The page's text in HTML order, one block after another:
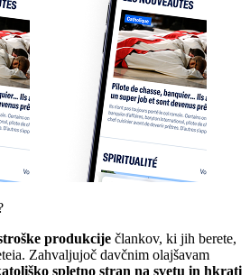
produkcije člankov, ki jih berete,
Zahvaljujoč davčnim olajšavam
spletno stran na svetu in hkrati